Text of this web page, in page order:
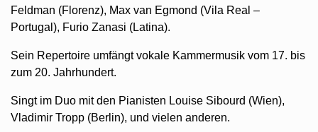
Feldman (Florenz), Max van Egmond (Vila Real –
Portugal), Furio Zanasi (Latina).
Sein Repertoire umfängt vokale Kammermusik vom 17. bis
zum 20. Jahrhundert.
Singt im Duo mit den Pianisten Louise Sibourd (Wien),
Vladimir Tropp (Berlin), und vielen anderen.